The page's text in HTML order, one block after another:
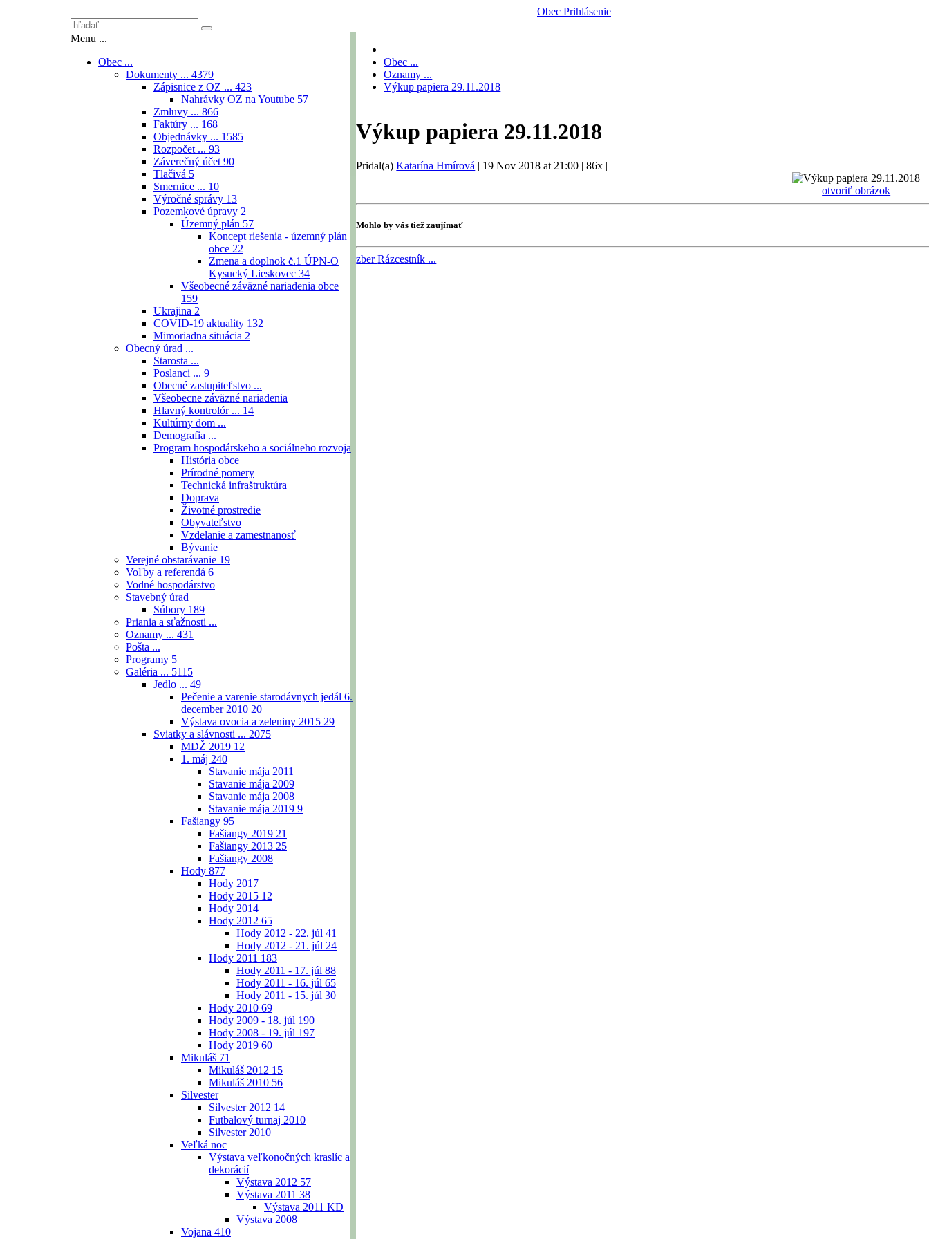
Obec Prihlásenie
Menu ...
Obec ...
Dokumenty ... 4379
Zápisnice z OZ ... 423
Nahrávky OZ na Youtube 57
Zmluvy ... 866
Faktúry ... 168
Objednávky ... 1585
Rozpočet ... 93
Záverečný účet 90
Tlačivá 5
Smernice ... 10
Výročné správy 13
Pozemkové úpravy 2
Územný plán 57
Koncept riešenia - územný plán
obce 22
Zmena a doplnok č.1 ÚPN-O
Kysucký Lieskovec 34
Všeobecné záväzné nariadenia obce
159
Ukrajina 2
COVID-19 aktuality 132
Mimoriadna situácia 2
Obecný úrad ...
Starosta ...
Poslanci ... 9
Obecné zastupiteľstvo ...
Všeobecne záväzné nariadenia
Hlavný kontrolór ... 14
Kultúrny dom ...
Demografia ...
Program hospodárskeho a sociálneho rozvoja
História obce
Prírodné pomery
Technická infraštruktúra
Doprava
Životné prostredie
Obyvateľstvo
Vzdelanie a zamestnanosť
Bývanie
Verejné obstarávanie 19
Voľby a referendá 6
Vodné hospodárstvo
Stavebný úrad
Súbory 189
Priania a sťažnosti ...
Oznamy ... 431
Pošta ...
Programy 5
Galéria ... 5115
Jedlo ... 49
Pečenie a varenie starodávnych jedál 6.
december 2010 20
Výstava ovocia a zeleniny 2015 29
Sviatky a slávnosti ... 2075
MDŽ 2019 12
1. máj 240
Stavanie mája 2011
Stavanie mája 2009
Stavanie mája 2008
Stavanie mája 2019 9
Fašiangy 95
Fašiangy 2019 21
Fašiangy 2013 25
Fašiangy 2008
Hody 877
Hody 2017
Hody 2015 12
Hody 2014
Hody 2012 65
Hody 2012 - 22. júl 41
Hody 2012 - 21. júl 24
Hody 2011 183
Hody 2011 - 17. júl 88
Hody 2011 - 16. júl 65
Hody 2011 - 15. júl 30
Hody 2010 69
Hody 2009 - 18. júl 190
Hody 2008 - 19. júl 197
Hody 2019 60
Mikuláš 71
Mikuláš 2012 15
Mikuláš 2010 56
Silvester
Silvester 2012 14
Futbalový turnaj 2010
Silvester 2010
Veľká noc
Výstava veľkonočných kraslíc a
dekorácií
Výstava 2012 57
Výstava 2011 38
Výstava 2011 KD
Výstava 2008
Vojana 410
Obec ...
Oznamy ...
Výkup papiera 29.11.2018
Výkup papiera 29.11.2018
Pridal(a)Katarína Hmírová | 19 Nov 2018 at 21:00 |86x |
otvoriť obrázok
Mohlo by vás tiež zaujímať
zberRázcestník ...